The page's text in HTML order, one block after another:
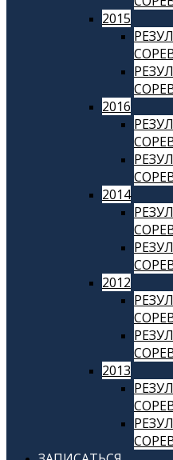
2015
2016
2014
2012
2013